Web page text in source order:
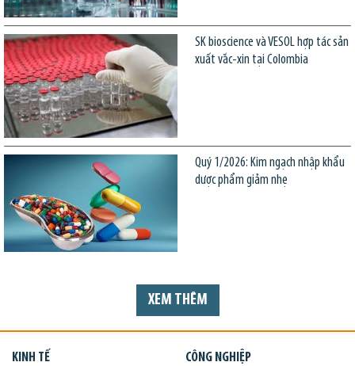
SK bioscience và VESOL hợp tác sản
xuất vắc-xin tại Colombia
Quý 1/2026: Kim ngạch nhập khẩu
dược phẩm giảm nhẹ
XEM THÊM
KINH TẾ CÔNG NGHIỆP